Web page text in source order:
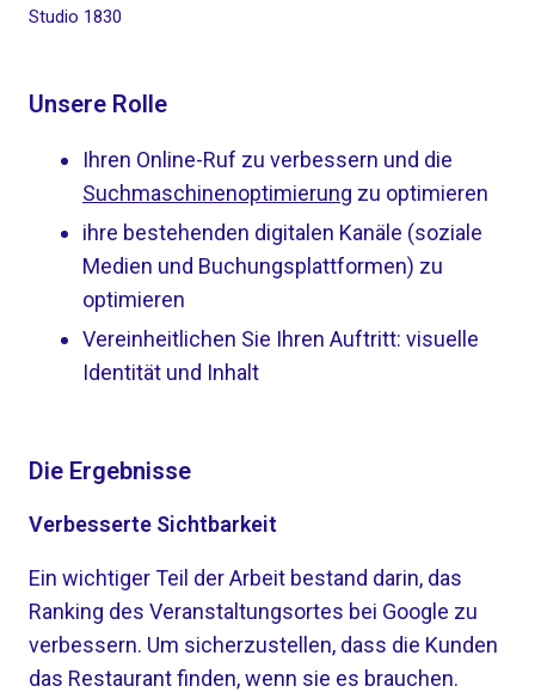
Studio 1830
Unsere Rolle
Ihren Online-Ruf zu verbessern und die
Suchmaschinenoptimierung zu optimieren
ihre bestehenden digitalen Kanäle (soziale
Medien und Buchungsplattformen) zu
optimieren
Vereinheitlichen Sie Ihren Auftritt: visuelle
Identität und Inhalt
Die Ergebnisse
Verbesserte Sichtbarkeit
Ein wichtiger Teil der Arbeit bestand darin, das
Ranking des Veranstaltungsortes bei Google zu
verbessern. Um sicherzustellen, dass die Kunden
das Restaurant finden, wenn sie es brauchen.